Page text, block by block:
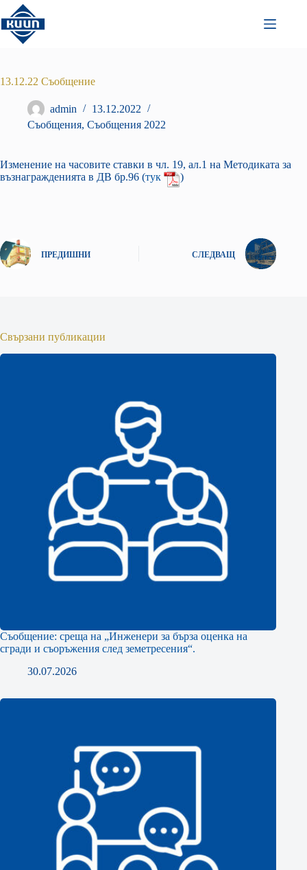
Преминаване
към
съдържанието
13.12.22 Съобщение
admin
13.12.2022
Съобщения, Съобщения 2022
Изменение на часовите ставки в чл. 19, ал.1 на Методиката за
възнагражденията в ДВ бр.96 (тук )
ПРЕДИШНИ СЛЕДВАЩ
Свързани публикации
Съобщение: среща на „Инженери за бърза оценка на
сгради и съоръжения след земетресения“.
30.07.2026